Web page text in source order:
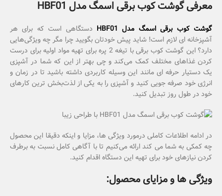
معرفی گوشت کوب برقی اسمگ مدل HBF01
گوشت کوب برقی اسمگ مدل HBF01
دستگاهی است که برای هر
آشپزخانه ای لازم است! شاید پیش خودتان بگویید چرا مگر چه ویژگی‌هایی
دارد؟ این گوشت کوب برقی با تیغه 2 پره برای تهیه مواد اولیه برای درست
کردن غذاهای مختلف کمک می‌کند و چی بهتر از این که شما در آشپزی
یک دستیار حرفه ای مانند این وسیله کاربردی داشته باشید تا در زمان و
انرژی خود صرفه جویی کنید و آشپزی را به یکی از لذت‌بخش ترین کارهای
خود در طول روز تبدیل کنید.
در ادامه اطلاعات کاملی درمورد ویژگی ها، مزایا و اینکه دقیقا این محصول
چه کمکی به شما می کند ارائه می‌کنیم تا با آگاهی کامل نسبت به برطرف
کردن نیازهای خود برای تهیه این دستگاه اقدام کنید.
ویژگی ها و مزایای محصول: